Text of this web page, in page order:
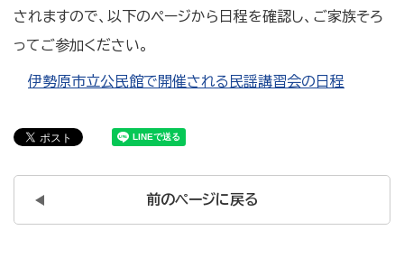
されますので、以下のページから日程を確認し、ご家族そろ
ってご参加ください。
伊勢原市立公民館で開催される民謡講習会の日程
前のページに戻る